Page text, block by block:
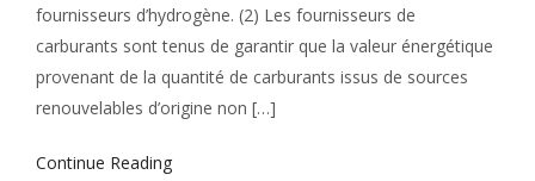
fournisseurs d’hydrogène. (2) Les fournisseurs de
carburants sont tenus de garantir que la valeur énergétique
provenant de la quantité de carburants issus de sources
renouvelables d’origine non […]
Continue Reading